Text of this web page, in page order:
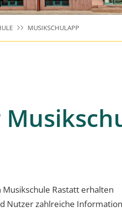
MUSIKSCHULAPP
Rastatt erhalten
Nutzer zahlreiche